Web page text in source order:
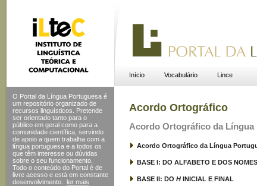
Início Vocabulário Lince
O Portal da Língua Portuguesa é
um repositório organizado de
recursos linguísticos. Pretende
ser orientado tanto para o
público em geral como para a
comunidade científica, servindo
de apoio a quem trabalha com a
língua portuguesa e a todos os
que têm interesse ou dúvidas
sobre o seu funcionamento.
Todo o conteúdo do Portal é de
livre acesso e está em constante
desenvolvimento.
ler mais
Acordo Ortográfico
Acordo Ortográfico da Língua
Acordo Ortográfico da Língua
BASE I: DO ALFABETO E DOS
BASE II: DO H INICIAL E FINAL